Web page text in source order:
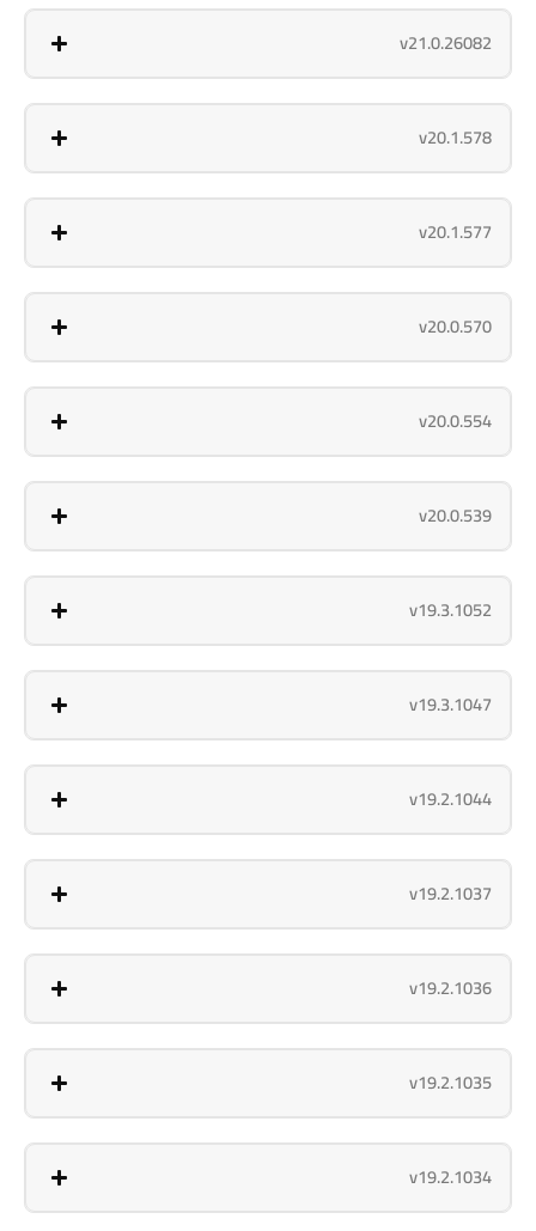
v21.0.26082
v20.1.578
v20.1.577
v20.0.570
v20.0.554
v20.0.539
v19.3.1052
v19.3.1047
v19.2.1044
v19.2.1037
v19.2.1036
v19.2.1035
v19.2.1034